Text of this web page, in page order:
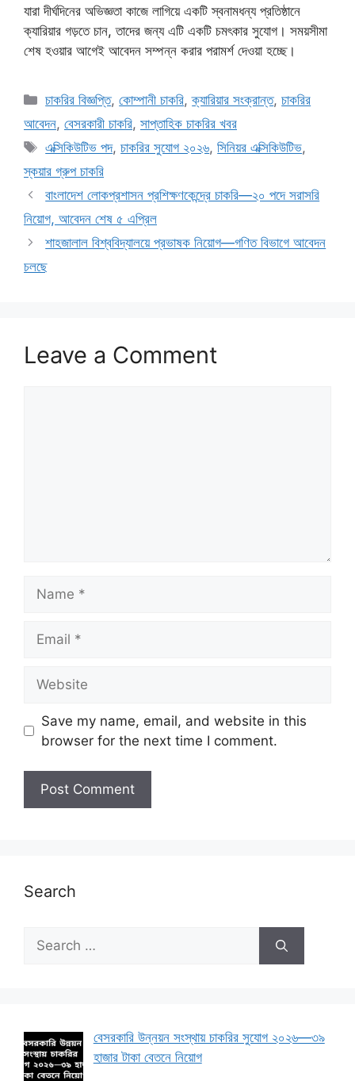
যারা দীর্ঘদিনের অভিজ্ঞতা কাজে লাগিয়ে একটি স্বনামধন্য প্রতিষ্ঠানে
ক্যারিয়ার গড়তে চান, তাদের জন্য এটি একটি চমৎকার সুযোগ। সময়সীমা
শেষ হওয়ার আগেই আবেদন সম্পন্ন করার পরামর্শ দেওয়া হচ্ছে।
Categories
চাকরির বিজ্ঞপ্তি,কোম্পানী চাকরি,ক্যারিয়ার সংক্রান্ত,চাকরির
আবেদন, বেসরকারী চাকরি, সাপ্তাহিক চাকরির খবর
Tags
এক্সিকিউটিভ পদ,চাকরির সুযোগ ২০২৬,সিনিয়র এক্সিকিউটিভ,
স্কয়ার গ্রুপ চাকরি
বাংলাদেশ লোকপ্রশাসন প্রশিক্ষণকেন্দ্রে চাকরি—২০ পদে সরাসরি
নিয়োগ, আবেদন শেষ ৫ এপ্রিল
শাহজালাল বিশ্ববিদ্যালয়ে প্রভাষক নিয়োগ—গণিত বিভাগে আবেদন
চলছে
Leave a Comment
Save my name, email, and website in this
browser for the next time I comment.
Search
Search
for:
বেসরকারি উন্নয়ন সংস্থায় চাকরির সুযোগ ২০২৬—৩৯
হাজার টাকা বেতনে নিয়োগ